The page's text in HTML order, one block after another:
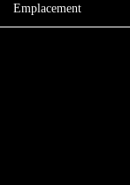
Emplacement